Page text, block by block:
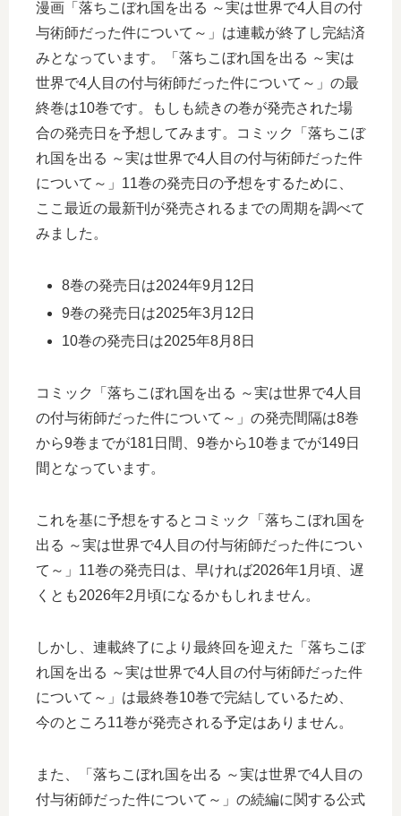
漫画「落ちこぼれ国を出る ～実は世界で4人目の付
与術師だった件について～」は連載が終了し完結済
みとなっています。「落ちこぼれ国を出る ～実は
世界で4人目の付与術師だった件について～」の最
終巻は10巻です。もしも続きの巻が発売された場
合の発売日を予想してみます。コミック「落ちこぼ
れ国を出る ～実は世界で4人目の付与術師だった件
について～」11巻の発売日の予想をするために、
ここ最近の最新刊が発売されるまでの周期を調べて
みました。
8巻の発売日は2024年9月12日
9巻の発売日は2025年3月12日
10巻の発売日は2025年8月8日
コミック「落ちこぼれ国を出る ～実は世界で4人目
の付与術師だった件について～」の発売間隔は8巻
から9巻までが181日間、9巻から10巻までが149日
間となっています。
これを基に予想をするとコミック「落ちこぼれ国を
出る ～実は世界で4人目の付与術師だった件につい
て～」11巻の発売日は、早ければ2026年1月頃、遅
くとも2026年2月頃になるかもしれません。
しかし、連載終了により最終回を迎えた「落ちこぼ
れ国を出る ～実は世界で4人目の付与術師だった件
について～」は最終巻10巻で完結しているため、
今のところ11巻が発売される予定はありません。
また、「落ちこぼれ国を出る ～実は世界で4人目の
付与術師だった件について～」の続編に関する公式